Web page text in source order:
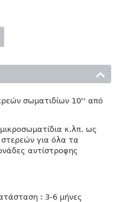
σωματιδίων 10'' από
κ.λπ. ως
στερεών για όλα τα
αντίστροφης
: 3-6 μήνες